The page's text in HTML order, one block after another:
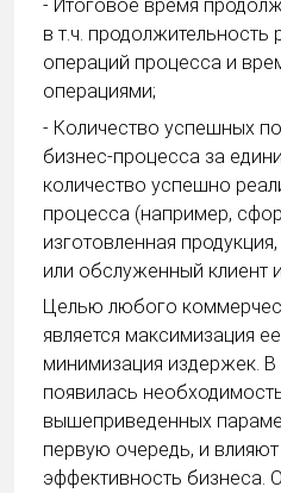
- Итоговое время
в т.ч. продолжительность
операций процесса и
операциями;
- Количество успешных
бизнес-процесса за
количество успешно
процесса (например,
изготовленная
или обслуженный клиент
Целью любого
является максимизация
минимизация издержек. В
появилась
вышеприведенных
первую очередь, и
эффективность бизнеса.